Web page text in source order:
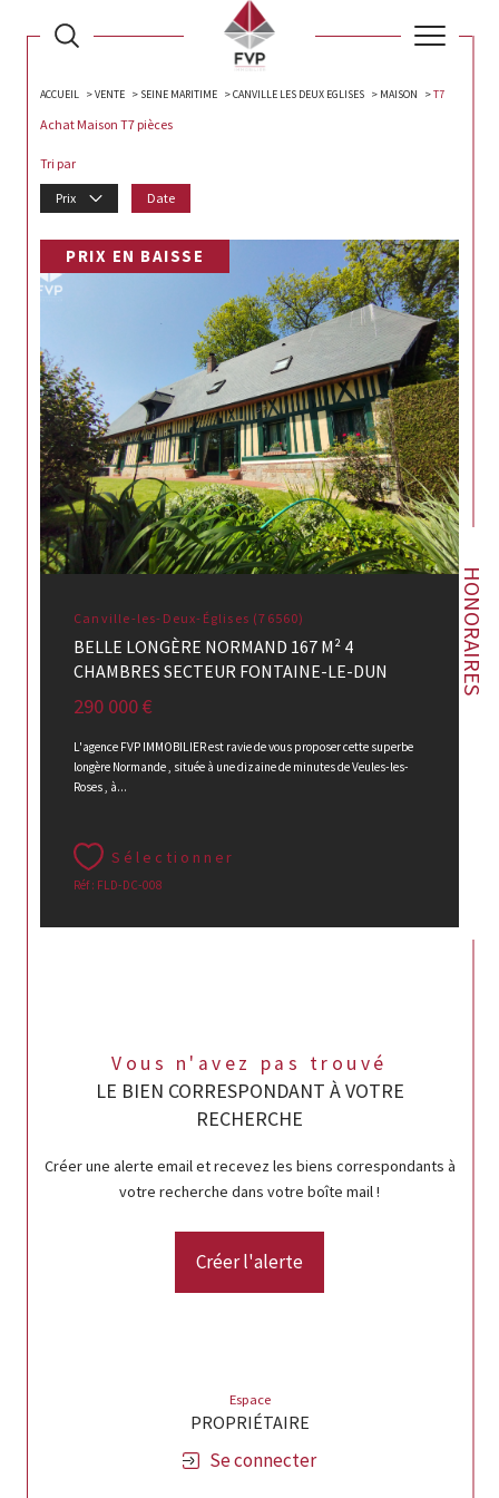
HONORAIRES
ACCUEIL VENTE SEINE MARITIME CANVILLE LES DEUX EGLISES MAISON T7
Achat Maison T7 pièces
Tri par
Prix Date
Canville-les-Deux-Églises (76560)
BELLE LONGÈRE NORMAND 167 M² 4
CHAMBRES SECTEUR FONTAINE-LE-DUN
290 000 €
L'agence FVP IMMOBILIER est ravie de vous proposer cette superbe
longère Normande , située à une dizaine de minutes de Veules-les-
Roses , à...
Sélectionner
Réf : FLD-DC-008
PRIX EN BAISSE
Vous n'avez pas trouvé
LE BIEN CORRESPONDANT À VOTRE
RECHERCHE
Créer une alerte email et recevez les biens correspondants à
votre recherche dans votre boîte mail !
Créer l'alerte
Espace
PROPRIÉTAIRE
Se connecter